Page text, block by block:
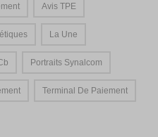
Avis TPE
La Une
Portraits Synalcom
Terminal De Paiement